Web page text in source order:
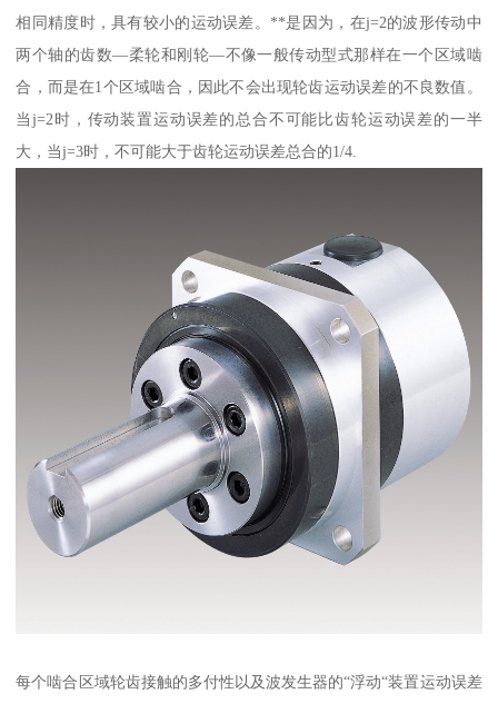
相同精度时，具有较小的运动误差。**是因为，在j=2的波形传动中
两个轴的齿数—柔轮和刚轮—不像一般传动型式那样在一个区域啮
合，而是在1个区域啮合，因此不会出现轮齿运动误差的不良数值。
当j=2时，传动装置运动误差的总合不可能比齿轮运动误差的一半
大，当j=3时，不可能大于齿轮运动误差总合的1/4.
每个啮合区域轮齿接触的多付性以及波发生器的“浮动“装置运动误差